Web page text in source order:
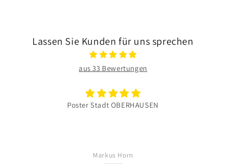
Lassen Sie Kunden für uns sprechen
aus 33 Bewertungen
Wie immer tolle Arbeit
Volker Merl